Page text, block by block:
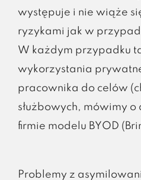
występuje i nie wiąże
ryzykami jak w
W każdym przypadku
wykorzystania
pracownika do celów
służbowych, mówimy o
firmie modelu BYOD
Problemy z